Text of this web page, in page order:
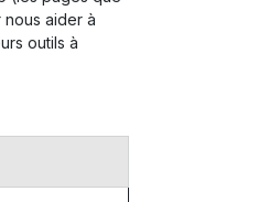
aider à
outils à